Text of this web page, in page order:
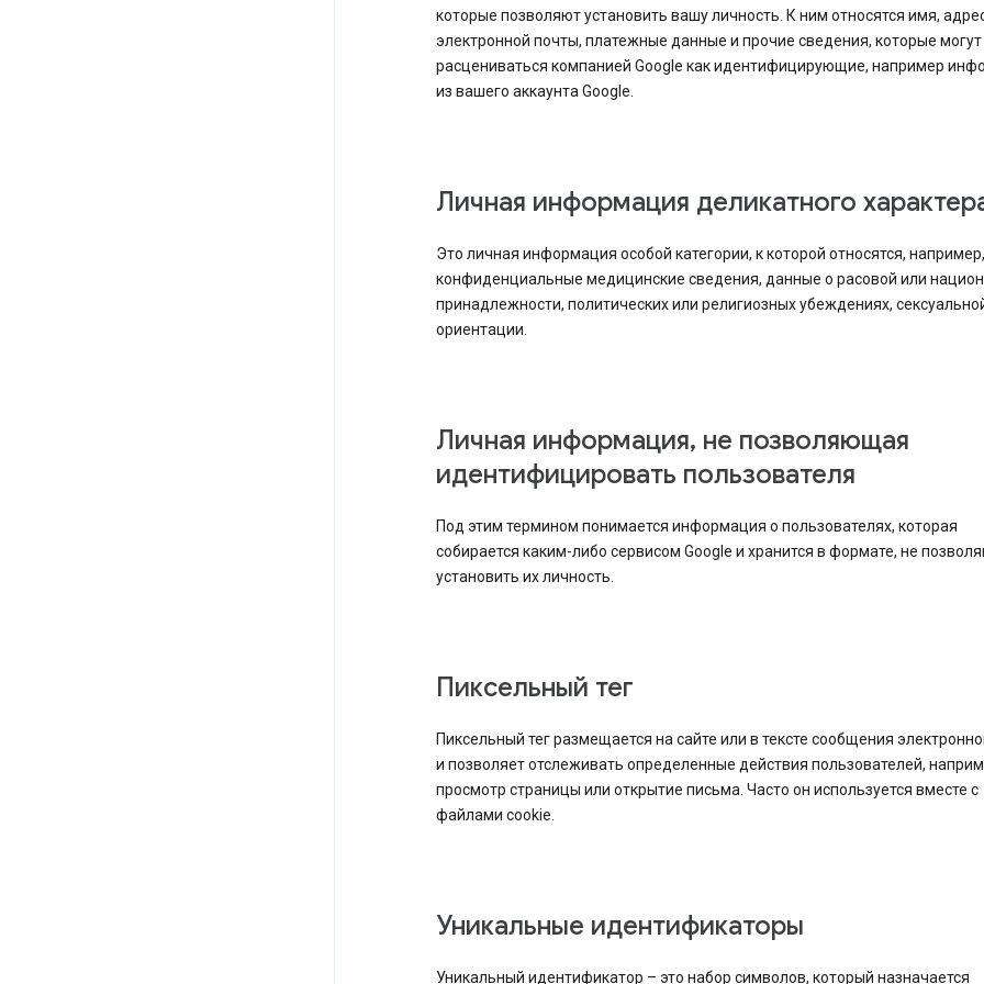
которые позволяют установить вашу личность. К ним относятся имя,
электронной почты, платежные данные и прочие сведения, которые могут
расцениваться компанией Google как идентифицирующие, например
из вашего аккаунта Google.
Личная информация деликатного
Это личная информация особой категории, к которой относятся, например,
конфиденциальные медицинские сведения, данные о расовой или
принадлежности, политических или религиозных убеждениях,
ориентации.
Личная информация, не позволяющая
идентифицировать пользователя
Под этим термином понимается информация о пользователях, которая
собирается каким-либо сервисом Google и хранится в формате, не
установить их личность.
Пиксельный тег
Пиксельный тег размещается на сайте или в тексте сообщения
и позволяет отслеживать определенные действия пользователей,
просмотр страницы или открытие письма. Часто он используется вместе с
файлами cookie.
Уникальные идентификаторы
Уникальный идентификатор – это набор символов, который назначается